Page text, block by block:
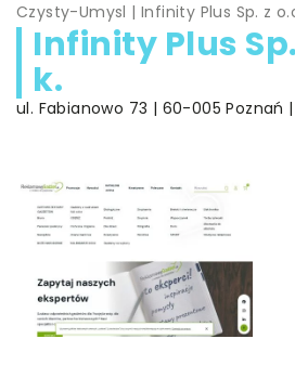
Czysty-Umysl |Infinity Plus Sp. z
Infinity Plus
k.
ul. Fabianowo 73 | 60-005 Poznań